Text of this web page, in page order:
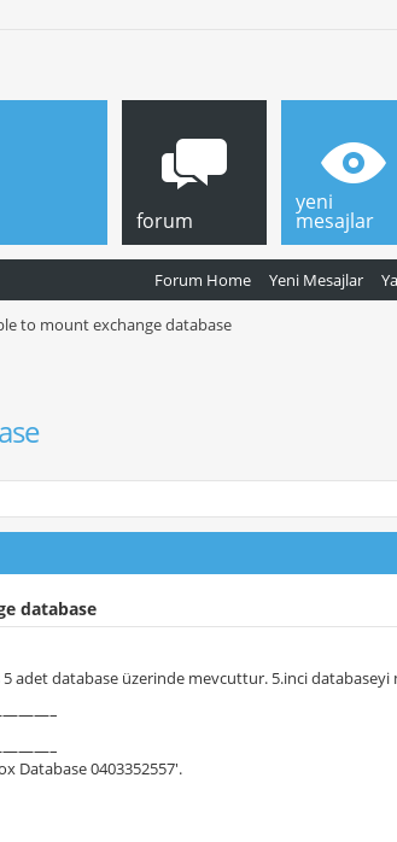
forum
Forum Home Yeni Mesajlar
yeni
mesajlar
to mount exchange database
database
adet database üzerinde mevcuttur. 5.inci databaseyi
Database 0403352557′.